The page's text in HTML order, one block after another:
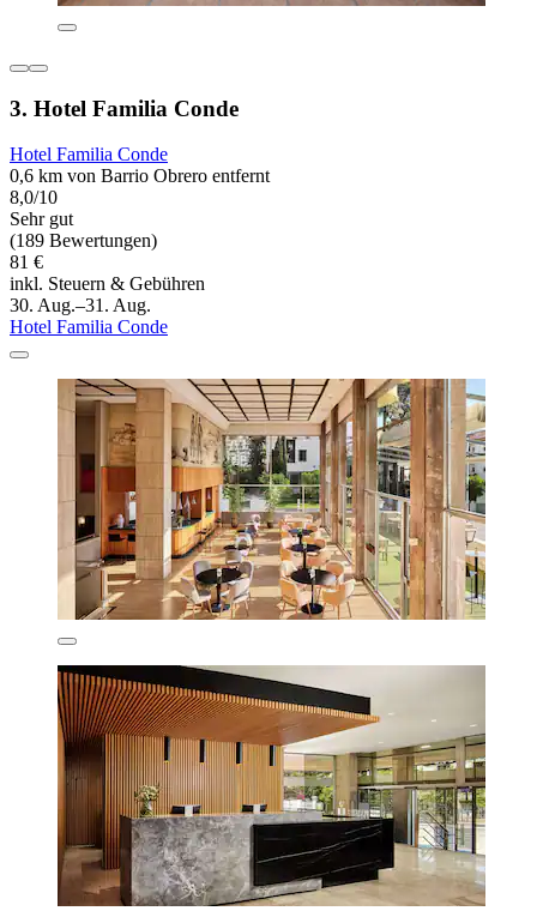
3. Hotel Familia Conde
Hotel Familia Conde
0,6 km von Barrio Obrero entfernt
8,0/10
Sehr gut
(189 Bewertungen)
81 €
inkl. Steuern & Gebühren
30. Aug.–31. Aug.
Hotel Familia Conde